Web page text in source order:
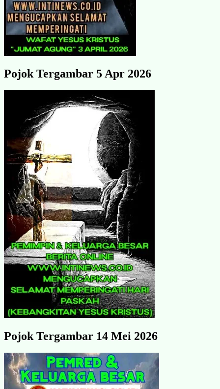
Pojok Tergambar 5 Apr 2026
Pojok Tergambar 14 Mei 2026